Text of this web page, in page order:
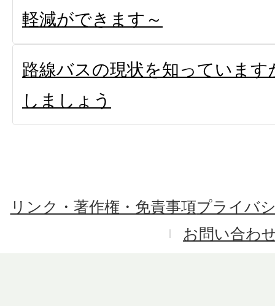
軽減ができます～
路線バスの現状を知っていま
しましょう
リンク・著作権・免責事項プライバ
お問い合わ